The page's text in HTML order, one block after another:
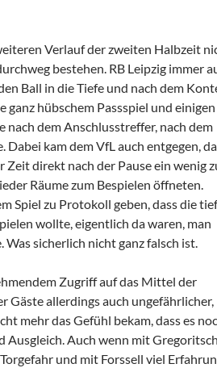
Verlauf der zweiten Halbzeit
bestehen. RB Leipzig immer
Ball in die Tiefe und nach dem
hübschem Passspiel und einigen
dem Anschlusstreffer, nach dem
Dabei kam dem VfL auch entgegen,
direkt nach der Pause ein wenig
Räume zum Bespielen öffneten.
Spiel zu Protokoll geben, dass die
wollte, eigentlich da waren, man
sicherlich nicht ganz falsch ist.
Zugriff auf das Mittel der
Gäste allerdings auch ungefährlicher,
mehr das Gefühl bekam, dass es
Ausgleich. Auch wenn mit Gregoritsch
und mit Forssell viel